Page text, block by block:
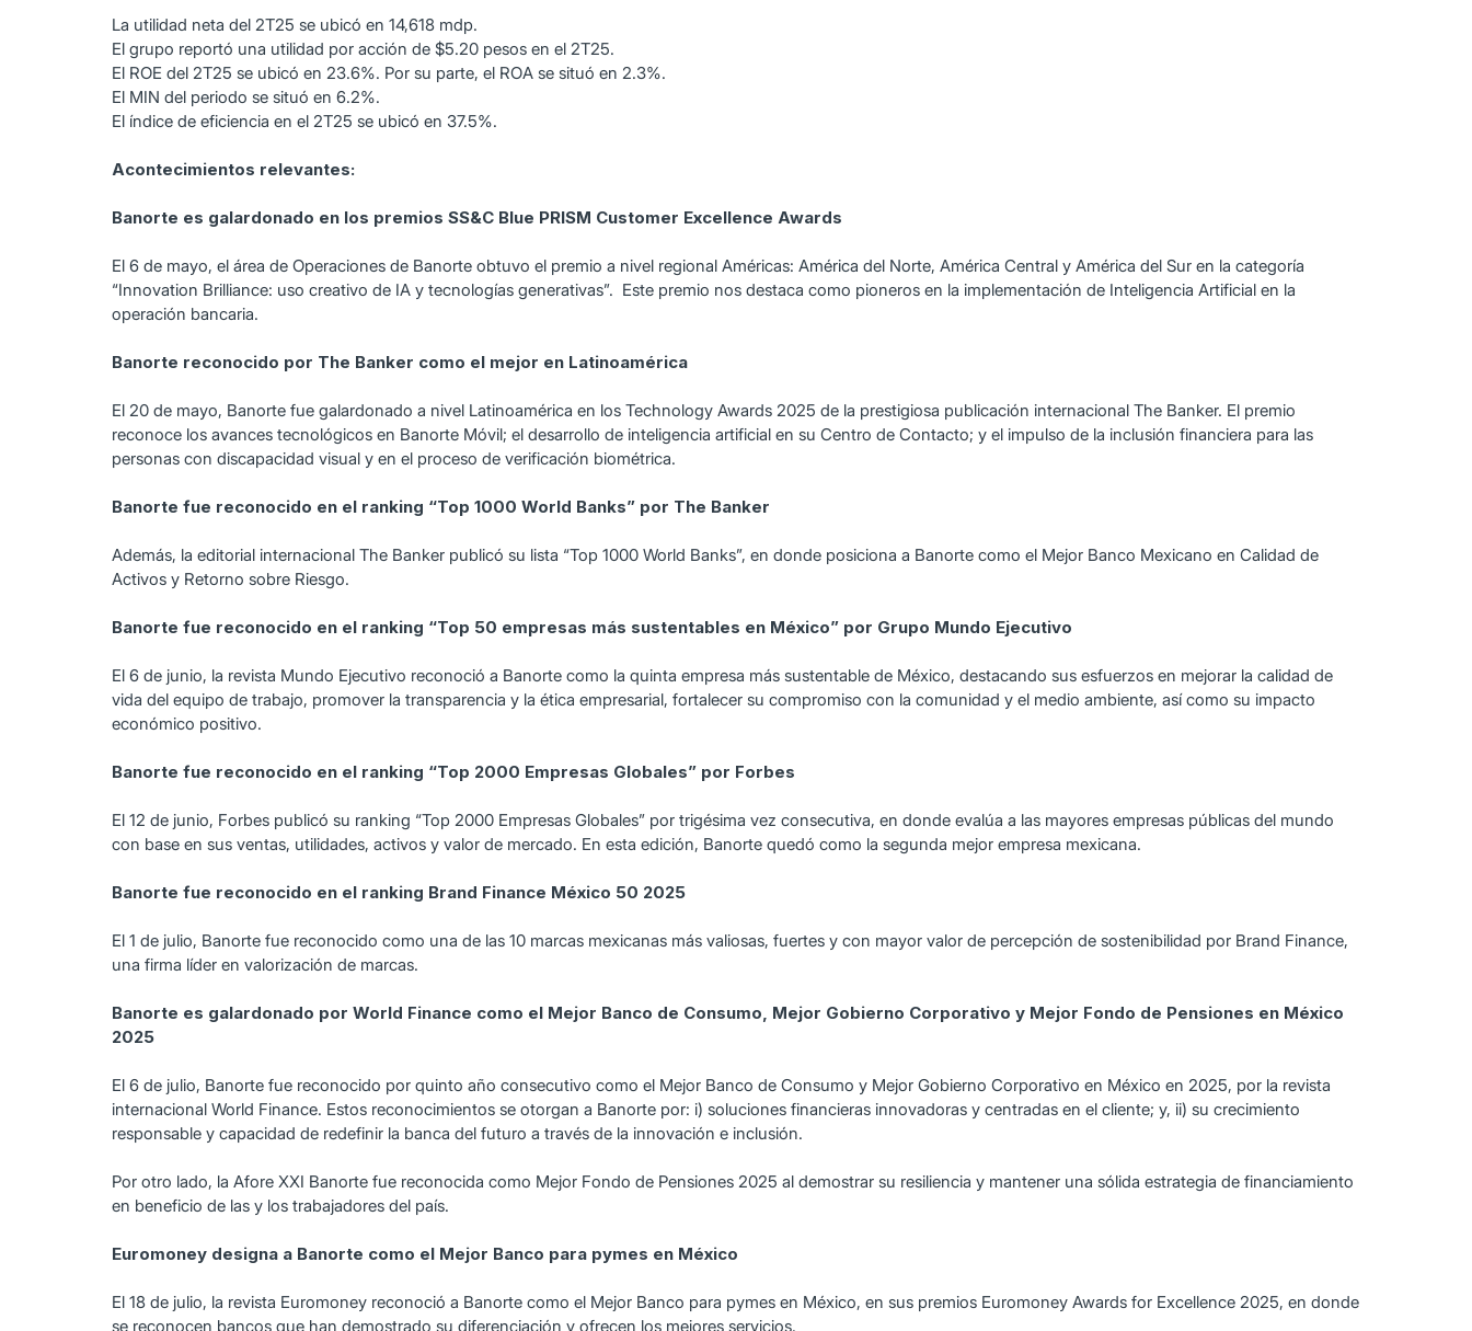
La utilidad neta del 2T25 se ubicó en 14,618 mdp.
El grupo reportó una utilidad por acción de $5.20 pesos en el 2T25.
El ROE del 2T25 se ubicó en 23.6%. Por su parte, el ROA se situó en 2.3%.
El MIN del periodo se situó en 6.2%.
El índice de eficiencia en el 2T25 se ubicó en 37.5%.
Acontecimientos relevantes:
Banorte es galardonado en los premios SS&C Blue PRISM Customer Excellence Awards
El 6 de mayo, el área de Operaciones de Banorte obtuvo el premio a nivel regional Américas: América del Norte, América Central y América del Sur en la categoría
“Innovation Brilliance: uso creativo de IA y tecnologías generativas”. Este premio nos destaca como pioneros en la implementación de Inteligencia Artificial en la
operación bancaria.
Banorte reconocido por The Banker como el mejor en Latinoamérica
El 20 de mayo, Banorte fue galardonado a nivel Latinoamérica en los Technology Awards 2025 de la prestigiosa publicación internacional The Banker. El premio
reconoce los avances tecnológicos en Banorte Móvil; el desarrollo de inteligencia artificial en su Centro de Contacto; y el impulso de la inclusión financiera para las
personas con discapacidad visual y en el proceso de verificación biométrica.
Banorte fue reconocido en el ranking “Top 1000 World Banks” por The Banker
Además, la editorial internacional The Banker publicó su lista “Top 1000 World Banks”, en donde posiciona a Banorte como el Mejor Banco Mexicano en Calidad de
Activos y Retorno sobre Riesgo.
Banorte fue reconocido en el ranking “Top 50 empresas más sustentables en México” por Grupo Mundo Ejecutivo
El 6 de junio, la revista Mundo Ejecutivo reconoció a Banorte como la quinta empresa más sustentable de México, destacando sus esfuerzos en mejorar la calidad de
vida del equipo de trabajo, promover la transparencia y la ética empresarial, fortalecer su compromiso con la comunidad y el medio ambiente, así como su impacto
económico positivo.
Banorte fue reconocido en el ranking “Top 2000 Empresas Globales” por Forbes
El 12 de junio, Forbes publicó su ranking “Top 2000 Empresas Globales” por trigésima vez consecutiva, en donde evalúa a las mayores empresas públicas del mundo
con base en sus ventas, utilidades, activos y valor de mercado. En esta edición, Banorte quedó como la segunda mejor empresa mexicana.
Banorte fue reconocido en el ranking Brand Finance México 50 2025
El 1 de julio, Banorte fue reconocido como una de las 10 marcas mexicanas más valiosas, fuertes y con mayor valor de percepción de sostenibilidad por Brand Finance,
una firma líder en valorización de marcas.
Banorte es galardonado por World Finance como el Mejor Banco de Consumo, Mejor Gobierno Corporativo y Mejor Fondo de Pensiones en México
2025
El 6 de julio, Banorte fue reconocido por quinto año consecutivo como el Mejor Banco de Consumo y Mejor Gobierno Corporativo en México en 2025, por la revista
internacional World Finance. Estos reconocimientos se otorgan a Banorte por: i) soluciones financieras innovadoras y centradas en el cliente; y, ii) su crecimiento
responsable y capacidad de redefinir la banca del futuro a través de la innovación e inclusión.
Por otro lado, la Afore XXI Banorte fue reconocida como Mejor Fondo de Pensiones 2025 al demostrar su resiliencia y mantener una sólida estrategia de financiamiento
en beneficio de las y los trabajadores del país.
Euromoney designa a Banorte como el Mejor Banco para pymes en México
El 18 de julio, la revista Euromoney reconoció a Banorte como el Mejor Banco para pymes en México, en sus premios Euromoney Awards for Excellence 2025, en donde
se reconocen bancos que han demostrado su diferenciación y ofrecen los mejores servicios.